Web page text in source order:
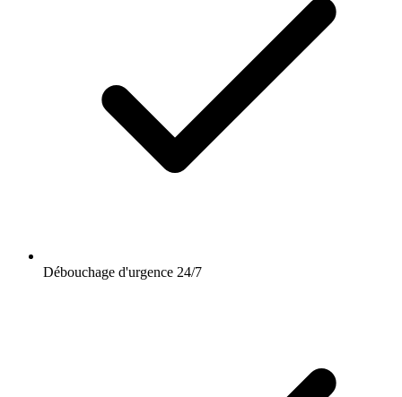
Débouchage d'urgence 24/7